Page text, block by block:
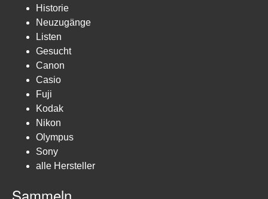
Historie
Neuzugänge
Listen
Gesucht
Canon
Casio
Fuji
Kodak
Nikon
Olympus
Sony
alle Hersteller